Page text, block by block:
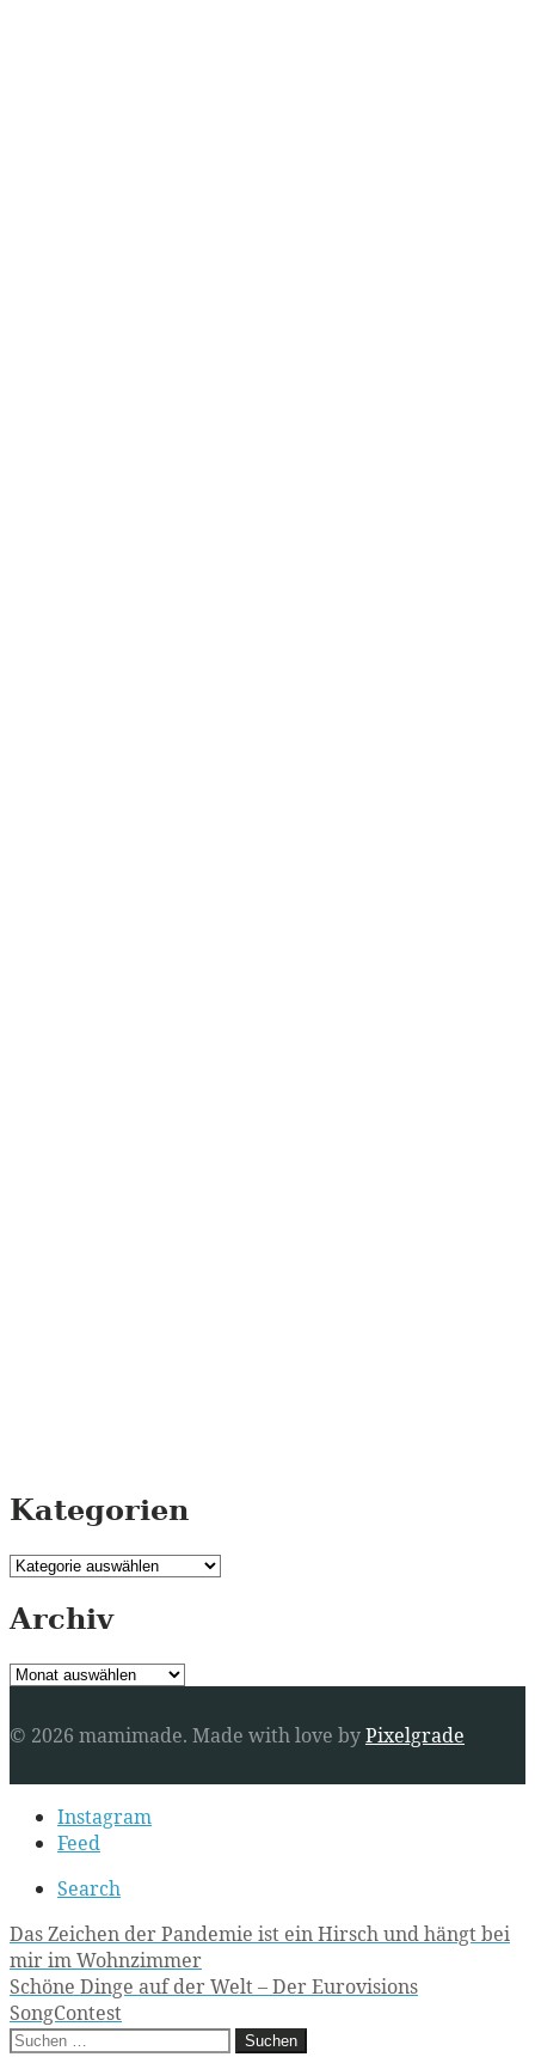
Kategorien
Kategorien
Archiv
Archiv
© 2026 mamimade. Made with love byPixelgrade
Secondary
navigationInstagram
Feed
Search
Post
navigation
Das Zeichen der Pandemie ist ein Hirsch und hängt bei
mir im Wohnzimmer
Schöne Dinge auf der Welt – Der Eurovisions
SongContest
Suchen